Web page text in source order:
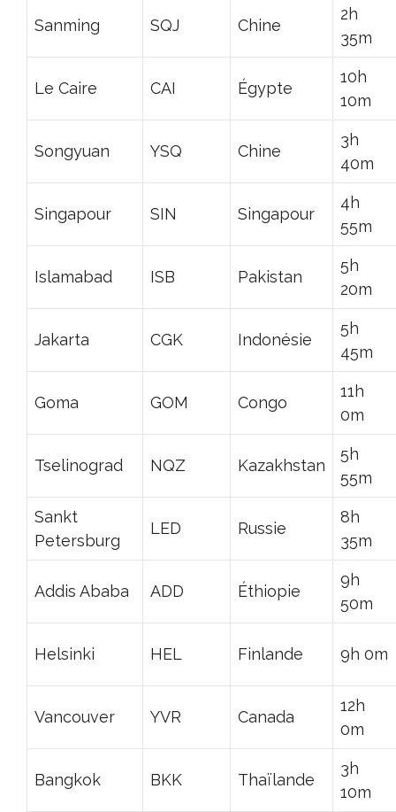
Sanming SQJ Chine
2h
35m
Le Caire CAI Égypte
10h
10m
Songyuan YSQ Chine
3h
40m
Singapour SIN Singapour
4h
55m
Islamabad ISB Pakistan
5h
20m
Jakarta CGK Indonésie
5h
45m
Goma GOM Congo
11h
0m
Tselinograd NQZ Kazakhstan
5h
55m
Sankt
Petersburg
LED Russie
8h
35m
Addis Ababa ADD Éthiopie
9h
50m
Helsinki HEL Finlande 9h 0m
Vancouver YVR Canada
12h
0m
Bangkok BKK Thaïlande
3h
10m